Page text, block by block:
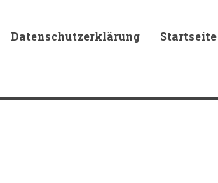
Datenschutzerklärung Startseite